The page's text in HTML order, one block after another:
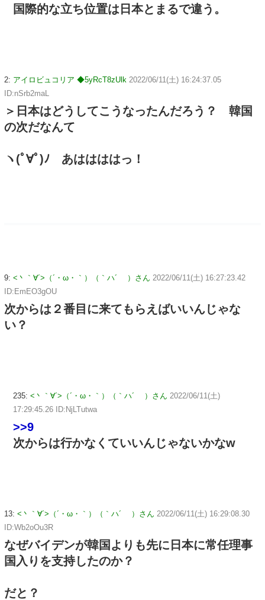
国際的な立ち位置は日本とまるで違う。
2: アイロビュコリア ◆5yRcT8zUlk 2022/06/11(土) 16:24:37.05
ID:nSrb2maL
＞日本はどうしてこうなったんだろう？ 韓国
の次だなんて
ヽ(ﾟ∀ﾟ)ﾉ あははははっ！
9: <丶｀∀´>（´・ω・｀）（｀ハ´ ）さん 2022/06/11(土) 16:27:23.42
ID:EmEO3gOU
次からは２番目に来てもらえばいいんじゃな
い？
235: <丶｀∀´>（´・ω・｀）（｀ハ´ ）さん 2022/06/11(土)
17:29:45.26 ID:NjLTutwa
>>9
次からは行かなくていいんじゃないかなw
13: <丶｀∀´>（´・ω・｀）（｀ハ´ ）さん 2022/06/11(土) 16:29:08.30
ID:Wb2oOu3R
なぜバイデンが韓国よりも先に日本に常任理事
国入りを支持したのか？
だと？